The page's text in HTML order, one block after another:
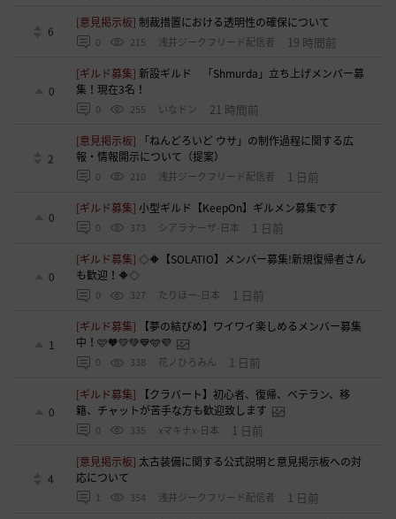
6
[意見掲示板]制裁措置における透明性の確保について
0 215 浅井ジークフリード配信者 19 時間前
0
[ギルド募集]新設ギルド 「Shmurda」立ち上げメンバー募
集！現在3名！
0 255 いなドン 21 時間前
2
[意見掲示板]
「ねんどろいど ウサ」の制作過程に関する広
報・情報開示について（提案）
0 210 浅井ジークフリード配信者 1 日前
0
[ギルド募集]小型ギルド【KeepOn】ギルメン募集です
0 373 シアラナーザ-日本 1 日前
0
[ギルド募集]◇🔶【SOLATIO】メンバー募集!新規復帰者さん
も歓迎！🔶◇
0 327 たりほー-日本 1 日前
1
[ギルド募集]
【夢の結びめ】ワイワイ楽しめるメンバー募集
中！🩷🧡💛💚💙🩵💜
0 338 花ノひろみん 1 日前
0
[ギルド募集]
【クラバート】初心者、復帰、ベテラン、移
籍、チャットが苦手な方も歓迎致します
0 335 xマキナx-日本 1 日前
4
[意見掲示板] 太古装備に関する公式説明と意見掲示板への対
応について
1 354 浅井ジークフリード配信者 1 日前